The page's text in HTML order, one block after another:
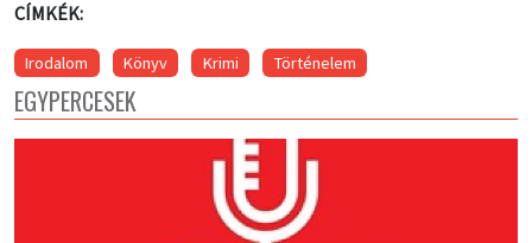
CÍMKÉK:
Irodalom Könyv Krimi Történelem
EGYPERCESEK